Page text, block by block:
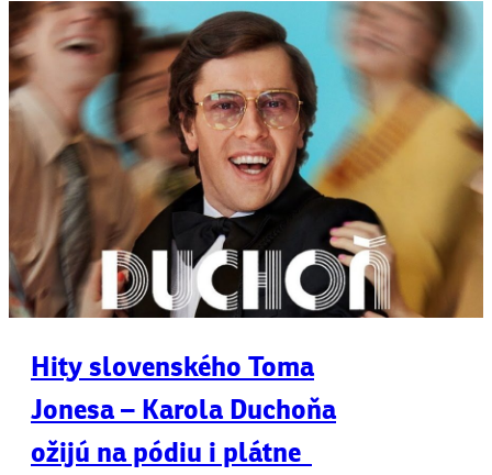
Hity slovenského Toma
Jonesa – Karola Duchoňa
ožijú na pódiu i plátne